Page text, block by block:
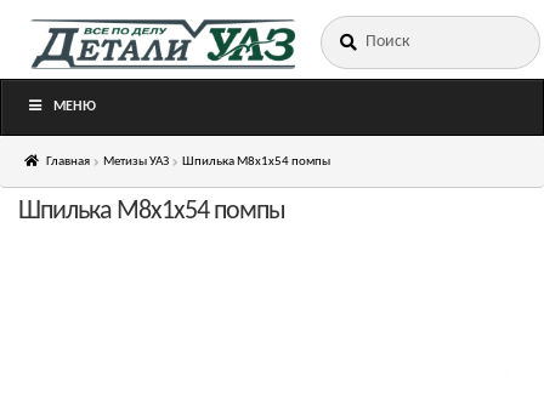
Перейти
Перейти
Искать:
МЕНЮ
Главная Метизы УАЗ Шпилька М8х1х54 помпы
Шпилька М8х1х54 помпы